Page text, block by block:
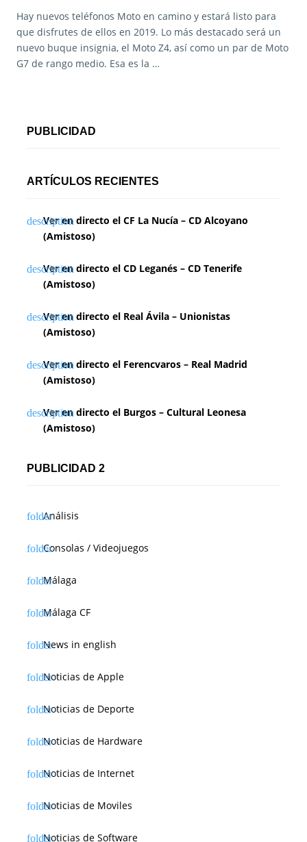
Hay nuevos teléfonos Moto en camino y estará listo para
que disfrutes de ellos en 2019. Lo más destacado será un
nuevo buque insignia, el Moto Z4, así como un par de Moto
G7 de rango medio. Esa es la …
PUBLICIDAD
ARTÍCULOS RECIENTES
Ver en directo el CF La Nucía – CD Alcoyano
(Amistoso)
Ver en directo el CD Leganés – CD Tenerife
(Amistoso)
Ver en directo el Real Ávila – Unionistas
(Amistoso)
Ver en directo el Ferencvaros – Real Madrid
(Amistoso)
Ver en directo el Burgos – Cultural Leonesa
(Amistoso)
PUBLICIDAD 2
Análisis
Consolas / Videojuegos
Málaga
Málaga CF
News in english
Noticias de Apple
Noticias de Deporte
Noticias de Hardware
Noticias de Internet
Noticias de Moviles
Noticias de Software